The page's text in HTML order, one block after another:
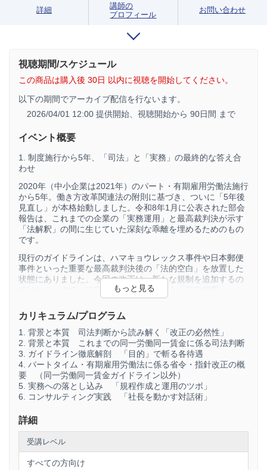
詳細
講師の
プロフィール
お問い合わせ
視聴期間/スケジュール
この商品は購入後 30日 以内に視聴を開始してください。
以下の期間でアーカイブ配信を行ないます。
2026/04/01 12:00 提供開始、 視聴開始から 90日間 まで
イベント概要
1. 制度施行から5年、「司法」と「実務」の最終的な答え合
わせ
2020年（中小企業は2021年）のパート・有期雇用労働法施行
から5年。働き方改革関連法の附則に基づき、ついに「5年後
見直し」が本格始動しました。令和8年1月に公表された部会
報告は、これまでの企業の「実務運用」と最高裁判決が示す
「法解釈」の間に生じていた深刻な乖離を埋めるためのもの
です。
現行のガイドラインは、ハマキョウレックス事件や日本郵便
事件といった重要な最高裁判決後の「法的空白」を放置した
状態にありました。今回の改正は、新たな規制を追加するの
ではなく、すでに確定している判例法理を「行政解釈」へと
即座に反映させ、企業への指導根拠とするための「不可避な
アップデート」です。もはや「法律が変わってから対応すれ
ばいい」という猶予はありません。改正ガイドラインは、今
そこにある法的リスクを可視化したものに他ならないからで
す。
2. 「正社員人材確保論」の終焉と「性質・目的」への原点回
帰
の可能性があるから」「将来の幹部候補だから」といった、
いわゆる「正社員人材確保論」は、今回の改正でその万能性
を失います。改正案では、「人材確保・定着の目的のみをも
が明記されました。
カリキュラム/プログラム
1. 背景と本質 司法判断から読み解く「改正の必然性」
2. 背景と本質 これまでの同一労働同一賃金に係る司法判断
3. ガイドライン徹底解剖 「目的」で斬る各待遇
4. パートタイム・有期雇用労働法に係る省令・指針改正の概
要 （同一労働同一賃金ガイドライン以外）
5. 実務への落とし込み 「規程作成と運用のツボ」
6. コンサルティング実践 「社長を動かす対話術」
詳細
受講レベル
すべての方向け